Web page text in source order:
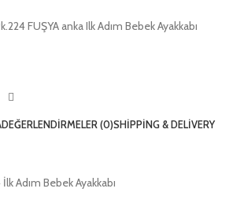
FUŞYA anka Ilk Adım Bebek Ayakkabı
DEĞERLENDIRMELER (0)SHIPPING & DELIVERY
Adım Bebek Ayakkabı